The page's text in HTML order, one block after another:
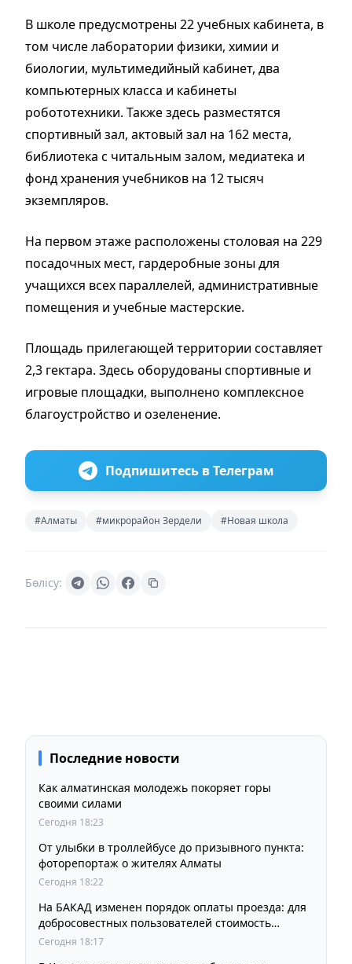
В школе предусмотрены 22 учебных кабинета, в
том числе лаборатории физики, химии и
биологии, мультимедийный кабинет, два
компьютерных класса и кабинеты
робототехники. Также здесь разместятся
спортивный зал, актовый зал на 162 места,
библиотека с читальным залом, медиатека и
фонд хранения учебников на 12 тысяч
экземпляров.
На первом этаже расположены столовая на 229
посадочных мест, гардеробные зоны для
учащихся всех параллелей, административные
помещения и учебные мастерские.
Площадь прилегающей территории составляет
2,3 гектара. Здесь оборудованы спортивные и
игровые площадки, выполнено комплексное
благоустройство и озеленение.
Подпишитесь в Телеграм
#Алматы #микрорайон Зердели #Новая школа
Бөлісу:
Последние новости
Как алматинская молодежь покоряет горы
своими силами
Сегодня 18:23
От улыбки в троллейбусе до призывного пункта:
фоторепортаж о жителях Алматы
Сегодня 18:22
На БАКАД изменен порядок оплаты проезда: для
добросовестных пользователей стоимость
остается прежней
Сегодня 18:17